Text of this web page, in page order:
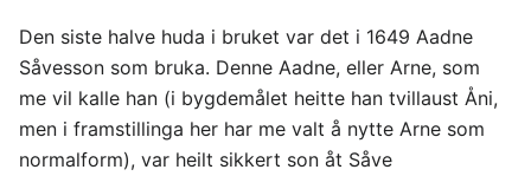
Den siste halve huda i bruket var det i 1649 Aadne
Såvesson som bruka. Denne Aadne, eller Arne, som
me vil kalle han (i bygdemålet heitte han tvillaust Åni,
men i framstillinga her har me valt å nytte Arne som
normalform), var heilt sikkert son åt Såve